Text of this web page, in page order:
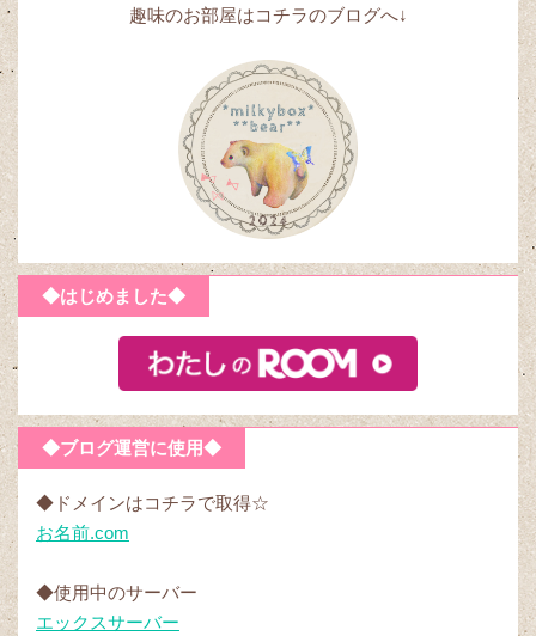
趣味のお部屋はコチラのブログへ↓
◆はじめました◆
◆ブログ運営に使用◆
◆ドメインはコチラで取得☆
お名前.com
◆使用中のサーバー
エックスサーバー